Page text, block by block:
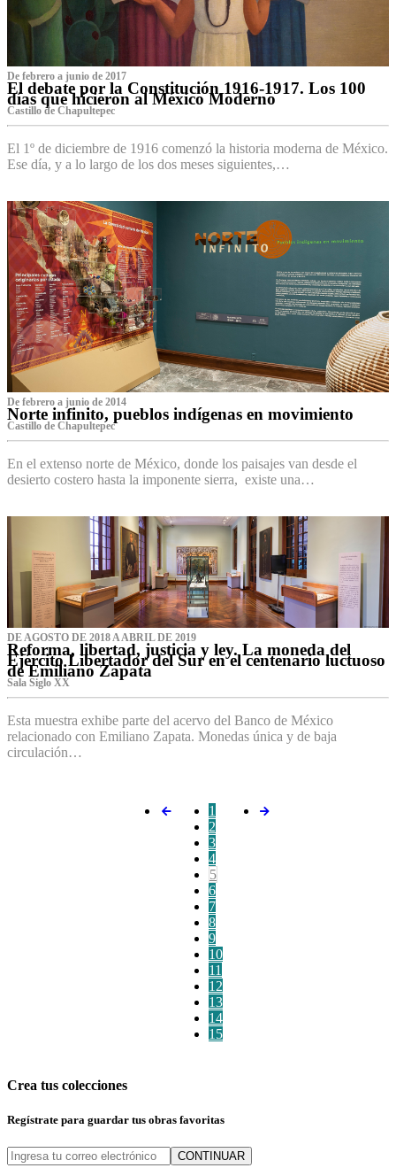
De febrero a junio de 2017
El debate por la Constitución 1916-1917. Los 100
días que hicieron al México Moderno
Castillo de Chapultepec
El 1º de diciembre de 1916 comenzó la historia moderna de México.
Ese día, y a lo largo de los dos meses siguientes,…
De febrero a junio de 2014
Norte infinito, pueblos indígenas en movimiento
Castillo de Chapultepec
En el extenso norte de México, donde los paisajes van desde el
desierto costero hasta la imponente sierra, existe una…
DE AGOSTO DE 2018 A ABRIL DE 2019
Reforma, libertad, justicia y ley. La moneda del
Ejército Libertador del Sur en el centenario luctuoso
de Emiliano Zapata
Sala Siglo XX
Esta muestra exhibe parte del acervo del Banco de México
relacionado con Emiliano Zapata. Monedas única y de baja
circulación…
1
2
3
4
5
6
7
8
9
10
11
12
13
14
15
Crea tus colecciones
Regístrate para guardar tus obras favoritas
CONTINUAR